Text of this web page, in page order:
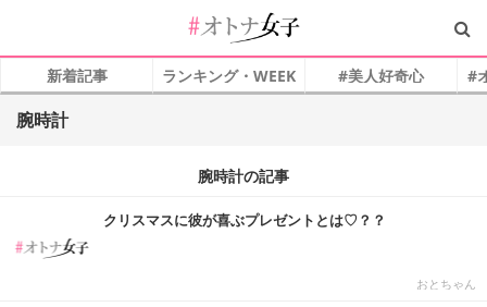
新着記事 ランキング・WEEK #美人好奇心 #
腕時計
腕時計の記事
クリスマスに彼が喜ぶプレゼントとは♡？？
おとちゃん